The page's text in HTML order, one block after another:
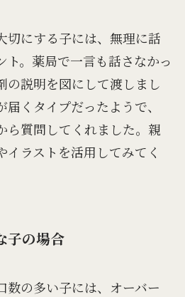
切にする子には、無理に話
ト。薬局で一言も話さなかっ
の説明を図にして渡しまし
くタイプだったようで、
ら質問してくれました。親
イラストを活用してみてく
子の場合
数の多い子には、オーバー